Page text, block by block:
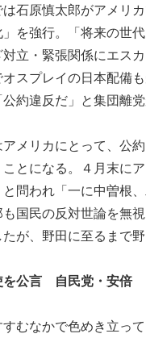
石原慎太郎がアメリ
を強行。「将来の世
立・緊張関係にエス
スプレイの日本配備
約違反だ」と集団離
メリカにとって、公
ことになる。４月末に
問われ「一に中曽根
も国民の反対世論を無
が、野田に至るまで
を公言 自民党・安倍
むなかで色めき立っ